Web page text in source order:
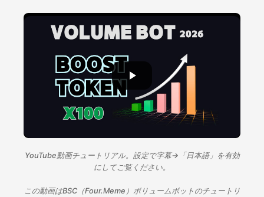
YouTube動画チュートリアル。設定で字幕→「日本語」を有効
にしてご覧ください。
この動画はBSC（Four.Meme）ボリュームボットのチュートリ